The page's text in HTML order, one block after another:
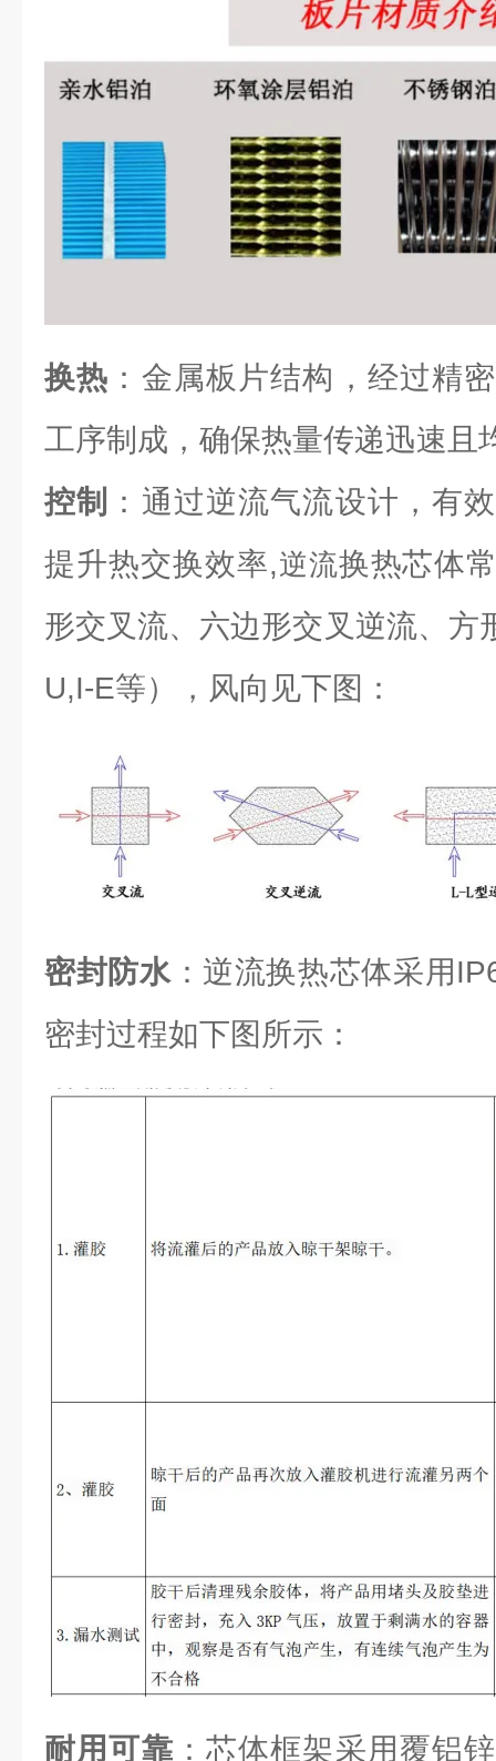
换热 ：金属板片结构，经过精
工序制成，确保热量传递迅速且
控制
：通过逆流气流设计，有
提升热交换效率,逆流换热芯体
形交叉流、六边形交叉逆流、方
U,I-E等），风向见下图：
密封防水：逆流换热芯体采用
密封过程如下图所示：
耐用可靠 ：芯体框架采用覆铝